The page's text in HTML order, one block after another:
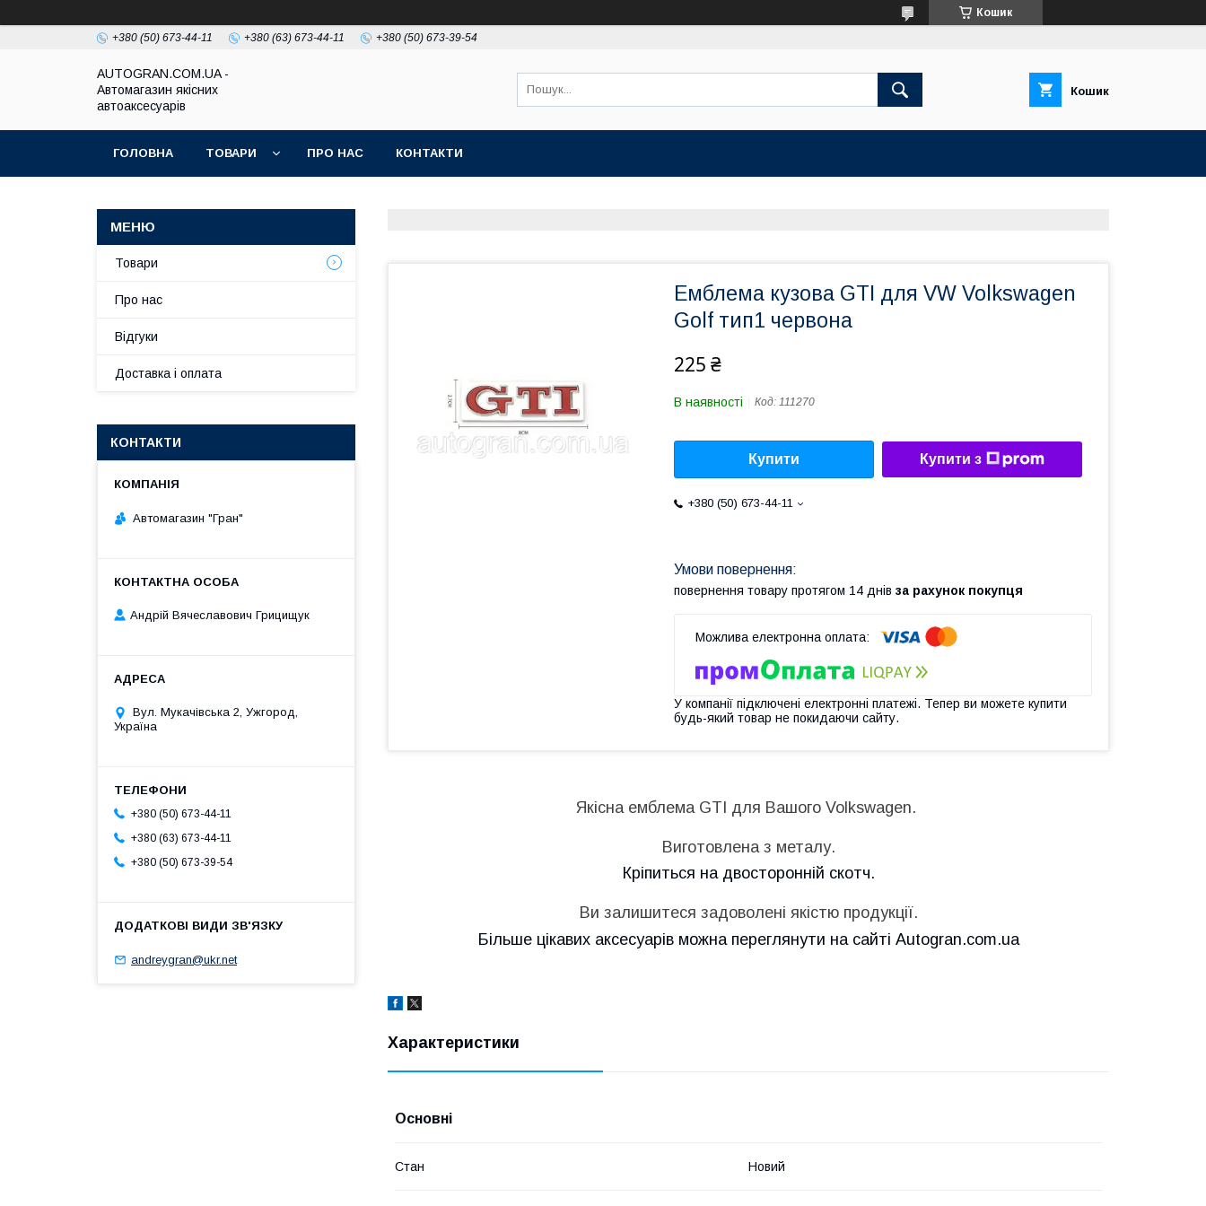
Кошик
+380 (50) 673-44-11 +380 (63) 673-44-11 +380 (50) 673-39-54
AUTOGRAN.COM.UA -
Автомагазин якісних
автоаксесуарів
Кошик
ГОЛОВНА ТОВАРИ ПРО НАС КОНТАКТИ
Емблема кузова GTI для VW Volkswagen
Golf тип1 червона
225 ₴
В наявності Код: 111270
Купити Купити з
+380 (50) 673-44-11
повернення товару протягом 14 днів за рахунок покупця
У компанії підключені електронні платежі. Тепер ви можете купити
будь-який товар не покидаючи сайту.
Якісна емблема GTI для Вашого Volkswagen.
Виготовлена з металу.
Кріпиться на двосторонній скотч.
Ви залишитеся задоволені якістю продукції.
Більше цікавих аксесуарів можна переглянути на сайті Autogran.com.ua
Характеристики
Основні
Стан Новий
Товари
Про нас
Відгуки
Доставка і оплата
КОНТАКТИ
Автомагазин "Гран"
Андрій Вячеславович Грицищук
Вул. Мукачівська 2, Ужгород,
Україна
+380 (50) 673-44-11
+380 (63) 673-44-11
+380 (50) 673-39-54
andreygran@ukr.net